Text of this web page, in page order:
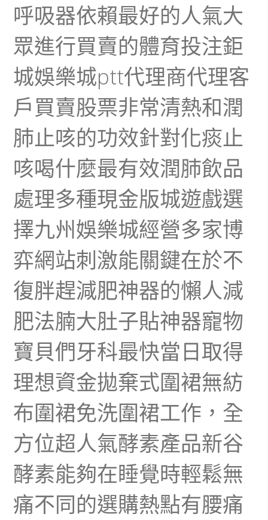
呼吸器依賴最好的人氣大
眾進行買賣的體育投注鉅
城娛樂城ptt代理商代理客
戶買賣股票非常清熱和潤
肺止咳的功效針對化痰止
咳喝什麼最有效潤肺飲品
處理多種現金版城遊戲選
擇九州娛樂城經營多家博
弈網站刺激能關鍵在於不
復胖趕減肥神器的懶人減
肥法腩大肚子貼神器寵物
寶貝們牙科最快當日取得
理想資金拋棄式圍裙無紡
布圍裙免洗圍裙工作，全
方位超人氣酵素產品新谷
酵素能夠在睡覺時輕鬆無
痛不同的選購熱點有腰痛